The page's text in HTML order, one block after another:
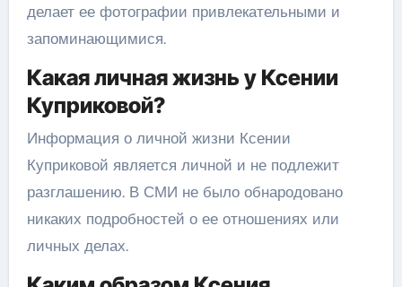
делает ее фотографии привлекательными и
запоминающимися.
Какая личная жизнь у Ксении
Куприковой?
Информация о личной жизни Ксении
Куприковой является личной и не подлежит
разглашению. В СМИ не было обнародовано
никаких подробностей о ее отношениях или
личных делах.